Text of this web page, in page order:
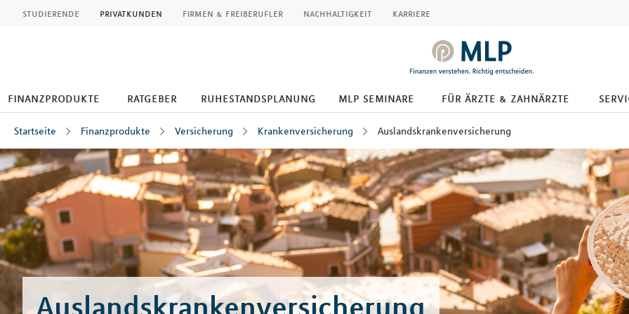
studierende privatkunden firmen & freiberufler nachhaltigkeit karriere
finanzprodukte ratgeber ruhestandsplanung mlp seminare für ärzte & zahnärzte
Startseite Finanzprodukte Versicherung Krankenversicherung Auslandskrankenversicherung
Inhalt
Auslandskrankenversicherung